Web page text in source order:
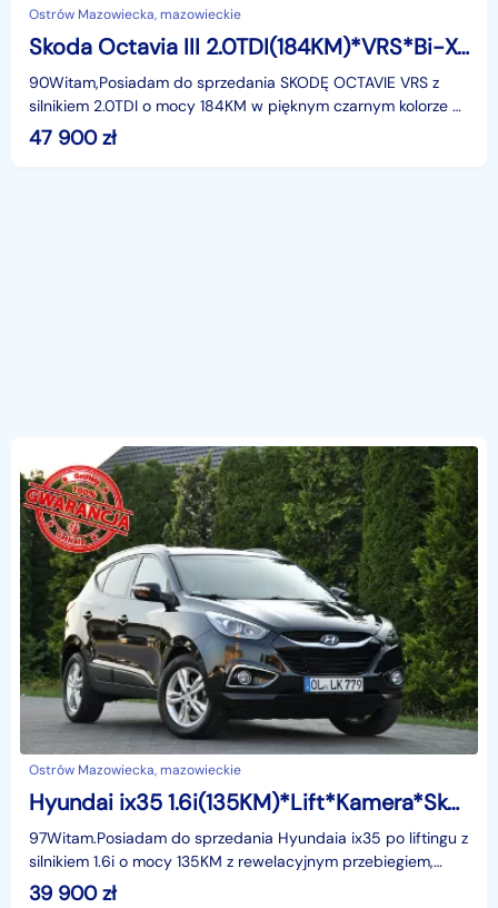
Ostrów Mazowiecka, mazowieckie
Skoda Octavia III 2.0TDI(184KM)*VRS*Bi-Xenon*Led*Navi*Skóry*2xParktr.*I Wł*F1*Alu18"AS
90Witam,Posiadam do sprzedania SKODĘ OCTAVIE VRS z
silnikiem 2.0TDI o mocy 184KM w pięknym czarnym kolorze w
bogatej wersji wyposażenia i z rewelacyjnym Silniki
47 900zł
Ostrów Mazowiecka, mazowieckie
Hyundai ix35 1.6i(135KM)*Lift*Kamera*Skóry*Klimatronik*Reling*I Wł*Alu17"ASO
97Witam.Posiadam do sprzedania Hyundaia ix35 po liftingu z
silnikiem 1.6i o mocy 135KM z rewelacyjnym przebiegiem,
który wynosi tylko 148tyś.km. Auto bardzo zad
39 900zł